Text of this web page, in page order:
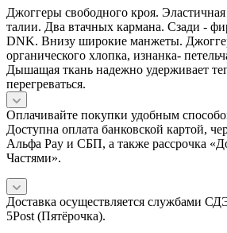
Джоггеры свободного кроя.
талии. Два втачных кармана. Сзади -
DNK. Внизу широкие манжеты.
органического хлопка, изнанка-
Дышащая ткань надежно удерживает
перегреваться.
Оплачивайте покупки удобным
Доступна оплата банковской картой,
Альфа Pay и СБП, а также рассрочка
Частями».
Доставка осуществляется службами
5Post (Пятёрочка).